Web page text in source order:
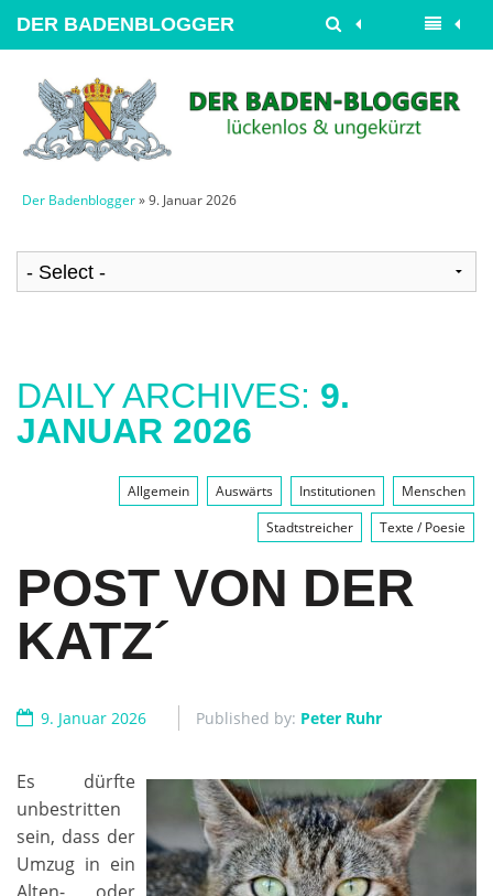
DER BADENBLOGGER
Der Badenblogger» 9. Januar 2026
DAILY ARCHIVES: 9.
JANUAR 2026
Allgemein Auswärts Institutionen
Menschen
Stadtstreicher
Texte / Poesie
POST VON DER
KATZ´
9. Januar 2026 Published by: Peter Ruhr
Es dürfte
unbestritten
sein, dass der
Umzug in ein